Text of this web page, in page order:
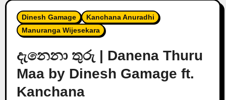
Dinesh Gamage
Kanchana Anuradhi
Manuranga Wijesekara
දැනෙනා තුරු | Danena Thuru
Maa by Dinesh Gamage ft.
Kanchana